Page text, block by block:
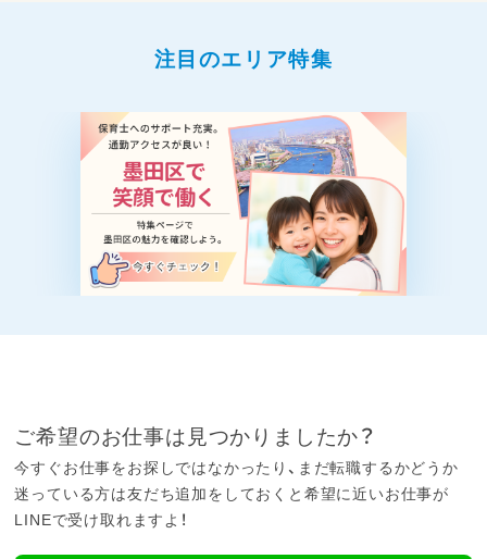
注目のエリア特集
ご希望のお仕事は見つかりましたか？
今すぐお仕事をお探しではなかったり、まだ転職するかどうか
迷っている方は友だち追加をしておくと希望に近いお仕事が
LINEで受け取れますよ！